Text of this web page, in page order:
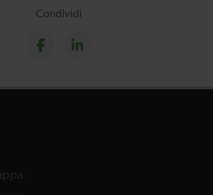
Condividi